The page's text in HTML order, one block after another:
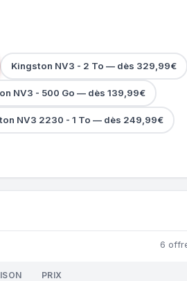
Kingston NV3 - 2 To — dès 329,99€
NV3 - 500 Go — dès 139,99€
NV3 2230 - 1 To — dès 249,99€
6
PRIX